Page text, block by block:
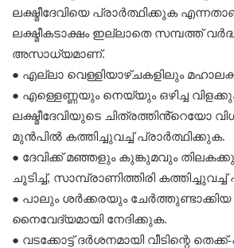
ലക്ഷ്മീദേവിയെ പ്രാർത്ഥിക്കുക
ലക്ഷ്മീകടാക്ഷം ഇല്ലാതെ സമ്പത്ത്
അസാധ്യമാണ്.
● എല്ലാ വെള്ളിയാഴ്ചകളിലും
● എള്ളെണ്ണയും നെയ്യും ഒഴിച്ച
ലക്ഷ്മീദേവിയുടെ ചിത്രത്തിൻ്റെയോ
മുൻപിൽ കത്തിച്ചുവച്ച് പ്രാർത്ഥിക്കുക.
● ദേവിക്ക് മഞ്ഞളും കുങ്കുമവും
ചൂടിച്ച്, സാമ്പ്രാണിത്തിരി
● പാലും ശർക്കരയും ചേർത്തുണ്ടാക്കിയ
നൈവേദ്യമായി നേദിക്കുക.
● വടക്കോട്ട് ദർശനമായി വീടിന്റെ